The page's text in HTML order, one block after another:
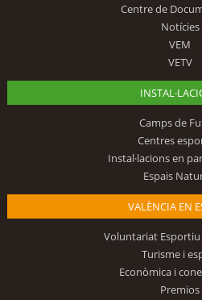
Centre de
Notícies
VEM
VETV
Camps de
Centres
Instal·lacions en
Espais
VALÈNCIA EN
Voluntariat Esportiu
Turisme i
Econòmica i
Premios